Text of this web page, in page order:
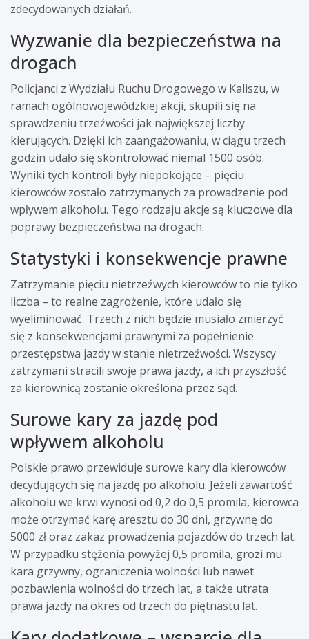
zdecydowanych działań.
Wyzwanie dla bezpieczeństwa na
drogach
Policjanci z Wydziału Ruchu Drogowego w Kaliszu, w
ramach ogólnowojewódzkiej akcji, skupili się na
sprawdzeniu trzeźwości jak największej liczby
kierujących. Dzięki ich zaangażowaniu, w ciągu trzech
godzin udało się skontrolować niemal 1500 osób.
Wyniki tych kontroli były niepokojące – pięciu
kierowców zostało zatrzymanych za prowadzenie pod
wpływem alkoholu. Tego rodzaju akcje są kluczowe dla
poprawy bezpieczeństwa na drogach.
Statystyki i konsekwencje prawne
Zatrzymanie pięciu nietrzeźwych kierowców to nie tylko
liczba – to realne zagrożenie, które udało się
wyeliminować. Trzech z nich będzie musiało zmierzyć
się z konsekwencjami prawnymi za popełnienie
przestępstwa jazdy w stanie nietrzeźwości. Wszyscy
zatrzymani stracili swoje prawa jazdy, a ich przyszłość
za kierownicą zostanie określona przez sąd.
Surowe kary za jazdę pod
wpływem alkoholu
Polskie prawo przewiduje surowe kary dla kierowców
decydujących się na jazdę po alkoholu. Jeżeli zawartość
alkoholu we krwi wynosi od 0,2 do 0,5 promila, kierowca
może otrzymać karę aresztu do 30 dni, grzywnę do
5000 zł oraz zakaz prowadzenia pojazdów do trzech lat.
W przypadku stężenia powyżej 0,5 promila, grozi mu
kara grzywny, ograniczenia wolności lub nawet
pozbawienia wolności do trzech lat, a także utrata
prawa jazdy na okres od trzech do piętnastu lat.